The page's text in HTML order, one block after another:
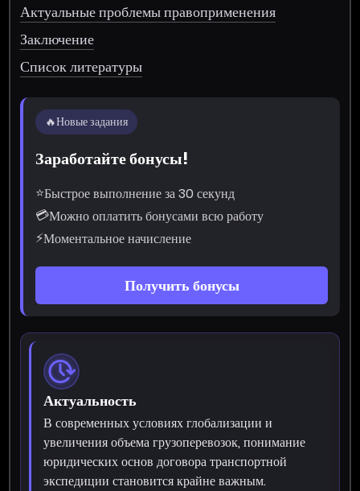
Актуальные проблемы правоприменения
Заключение
Список литературы
🔥Новые задания
Заработайте бонусы!
⭐Быстрое выполнение за 30 секунд
💳Можно оплатить бонусами всю работу
⚡Моментальное начисление
Получить бонусы
Актуальность
В современных условиях глобализации и
увеличения объема грузоперевозок, понимание
юридических основ договора транспортной
экспедиции становится крайне важным.